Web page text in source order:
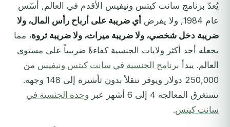
يُعدّ برنامج سانت كيتس ونيفيس الأقدم في العالم, أُسّس
عام 1984, ولا يفرض
أي ضريبة على أرباح رأس المال، ولا
ضريبة دخل شخصي، ولا ضريبة ميراث، ولا ضريبة ثروة، مما
يجعله أحد أكثر ولايات الجنسية كفاءةً ضريبياً على مستوى
العالم. يبدأ برنامج الجنسية في سانت كيتس ونيفيس من
250,000 دولار ويوفر تنقلاً بدون تأشيرة إلى 148 وجهة.
تستغرق المعالجة 4 إلى 6 أشهر عبر
وحدة الجنسية في
سانت كيتس.